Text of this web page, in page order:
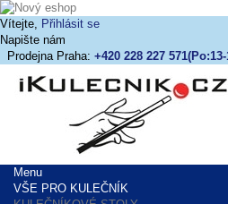
Vítejte, Přihlásit se
Napište nám
Prodejna Praha: +420 228 227
Menu
VŠE PRO KULEČNÍK